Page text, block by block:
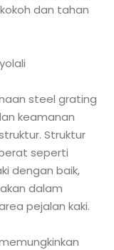
dan tahan
steel grating
keamanan
Struktur
seperti
dengan baik,
dalam
pejalan kaki.